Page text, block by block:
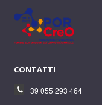
CONTATTI
+39 055 293 464